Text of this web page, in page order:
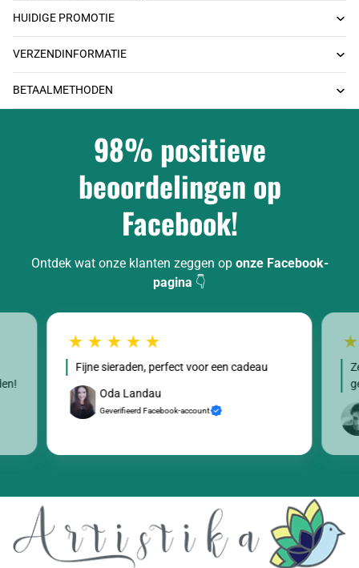
HUIDIGE PROMOTIE
VERZENDINFORMATIE
BETAALMETHODEN
98% positieve
beoordelingen op
Facebook!
Ontdek wat onze klanten zeggen op onze Facebook-
pagina 👇
Fijne sieraden, perfect voor een cadeau
Oda Landau
Geverifieerd Facebook-account